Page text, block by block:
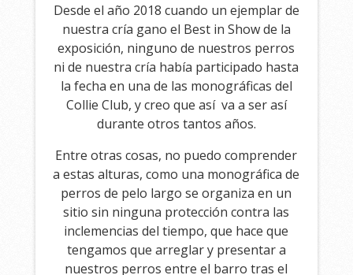
Desde el año 2018 cuando un ejemplar de
nuestra cría gano el Best in Show de la
exposición, ninguno de nuestros perros
ni de nuestra cría había participado hasta
la fecha en una de las monográficas del
Collie Club, y creo que así va a ser así
durante otros tantos años.
Entre otras cosas, no puedo comprender
a estas alturas, como una monográfica de
perros de pelo largo se organiza en un
sitio sin ninguna protección contra las
inclemencias del tiempo, que hace que
tengamos que arreglar y presentar a
nuestros perros entre el barro tras el